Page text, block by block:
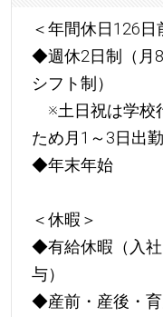
＜年間休日126日
◆週休2日制（月
シフト制）
※土日祝は学校
ため月1～3日出
◆年末年始
＜休暇＞
◆有給休暇（入
与）
◆産前・産後・育